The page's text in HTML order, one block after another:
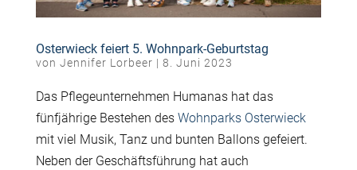
Osterwieck feiert 5. Wohnpark-Geburtstag
von Jennifer Lorbeer | 8. Juni 2023
Das Pflegeunternehmen Humanas hat das
fünfjährige Bestehen des Wohnparks Osterwieck
mit viel Musik, Tanz und bunten Ballons gefeiert.
Neben der Geschäftsführung hat auch